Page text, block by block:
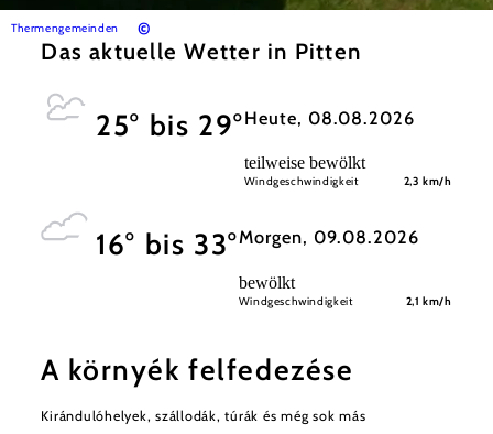
©
Thermengemeinden
Das aktuelle Wetter in Pitten
25° bis 29°Heute, 08.08.2026
teilweise bewölkt
Windgeschwindigkeit 2,3 km/h
16° bis 33°Morgen, 09.08.2026
bewölkt
Windgeschwindigkeit 2,1 km/h
A környék felfedezése
Kirándulóhelyek, szállodák, túrák és még sok más